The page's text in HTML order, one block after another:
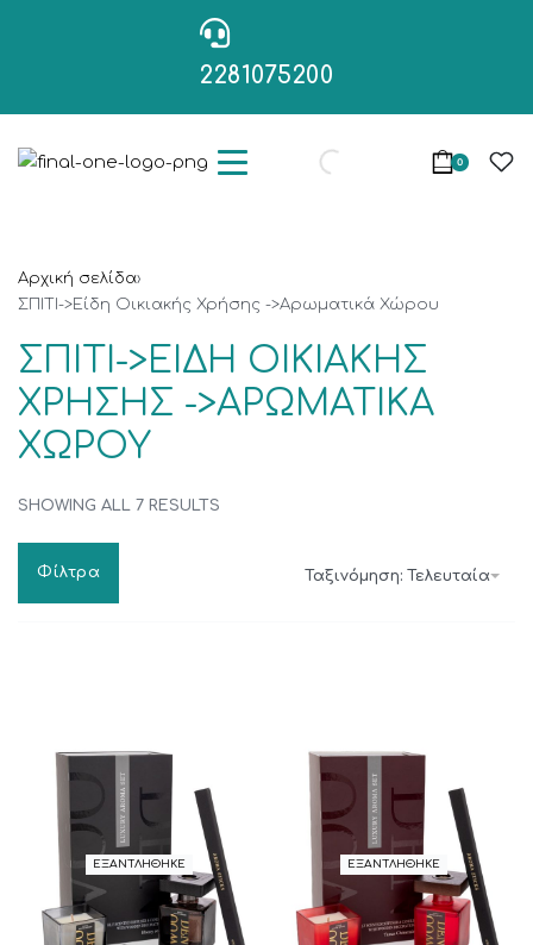
2281075200
0
Αρχική σελίδα›
ΣΠΙΤΙ->Είδη Οικιακής Χρήσης ->Αρωματικά Χώρου
ΣΠΙΤΙ->ΕΊΔΗ ΟΙΚΙΑΚΉΣ
ΧΡΉΣΗΣ ->ΑΡΩΜΑΤΙΚΆ
ΧΏΡΟΥ
SHOWING ALL 7 RESULTS
Ταξινόμηση: Τελευταία
Φίλτρα
ΕΞΑΝΤΛΗΘΗΚΕ ΕΞΑΝΤΛΗΘΗΚΕ